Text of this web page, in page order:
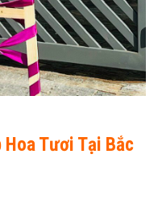
Tươi Tại Bắc